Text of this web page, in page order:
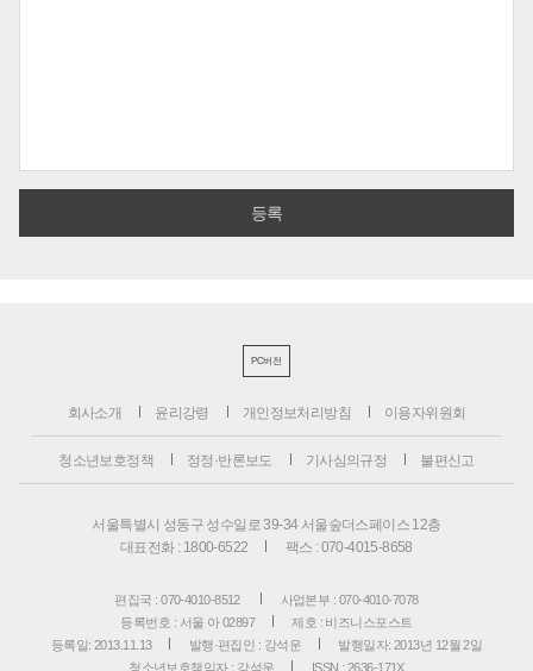
PC버전
회사소개 윤리강령 개인정보처리방침 이용자위원회
청소년보호정책 정정·반론보도 기사심의규정 불편신고
서울특별시 성동구 성수일로 39-34 서울숲더스페이스 12층
대표전화 : 1800-6522
팩스 : 070-4015-8658
편집국 : 070-4010-8512
사업본부 : 070-4010-7078
등록번호 : 서울 아 02897
제호 : 비즈니스포스트
등록일: 2013.11.13
발행·편집인 : 강석운
발행일자: 2013년 12월 2일
청소년보호책임자 : 강석운
ISSN : 2636-171X